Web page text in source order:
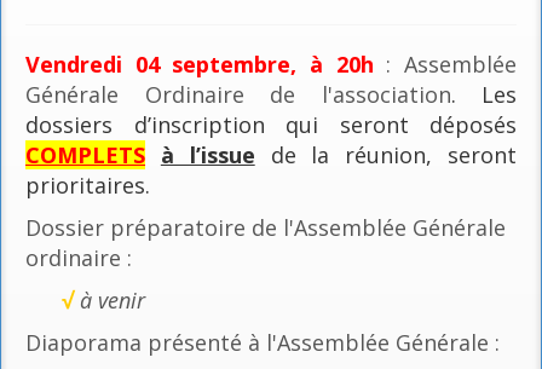
Vendredi 04 septembre, à 20h : Assemblée
Générale Ordinaire de l'association. Les
dossiers d’inscription qui seront déposés
COMPLETS à l’issue de la réunion, seront
prioritaires.
Dossier préparatoire de l'Assemblée Générale
ordinaire :
√ à venir
Diaporama présenté à l'Assemblée Générale :